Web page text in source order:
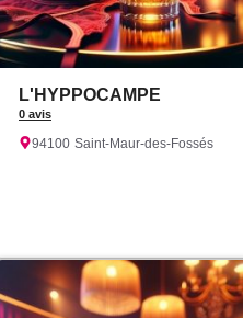
L'HYPPOCAMPE
0 avis
94100 Saint-Maur-des-Fossés